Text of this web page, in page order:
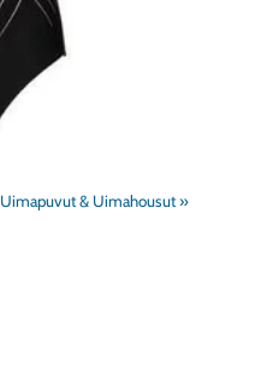
Uimapuvut & Uimahousut ‪»